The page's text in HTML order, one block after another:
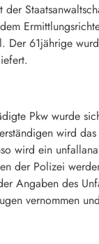
Der 61jährige
Pkw wurde
wird
wird ein
der Polizei
Angaben des
vernommen